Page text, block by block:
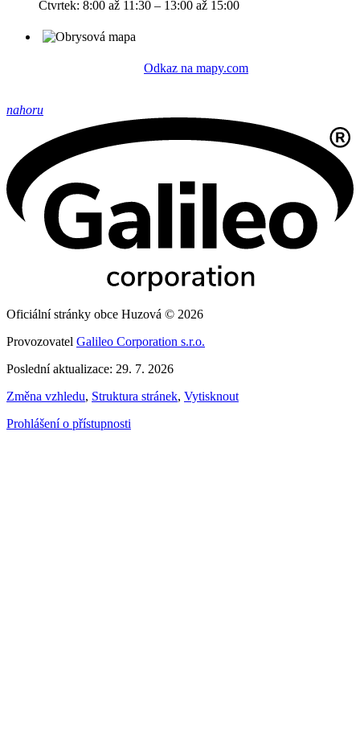
Čtvrtek: 8:00 až 11:30 – 13:00 až 15:00
Odkaz na mapy.com
nahoru
Oficiální stránky obce Huzová © 2026
Provozovatel Galileo Corporation s.r.o.
Poslední aktualizace: 29. 7. 2026
Změna vzhledu, Struktura stránek, Vytisknout
Prohlášení o přístupnosti